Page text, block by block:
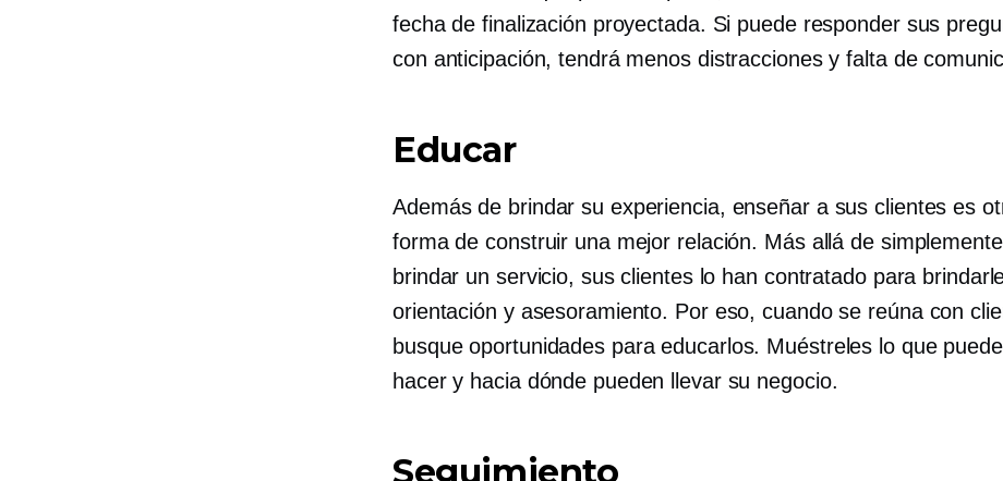
fecha de finalización proyectada. Si puede responder sus
con anticipación, tendrá menos distracciones y falta de
Educar
Además de brindar su experiencia, enseñar a sus clientes es
forma de construir una mejor relación. Más allá de simplemente
brindar un servicio, sus clientes lo han contratado para
orientación y asesoramiento. Por eso, cuando se reúna con
busque oportunidades para educarlos. Muéstreles lo que
hacer y hacia dónde pueden llevar su negocio.
Seguimiento